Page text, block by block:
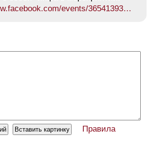
events/36541393…
Правила